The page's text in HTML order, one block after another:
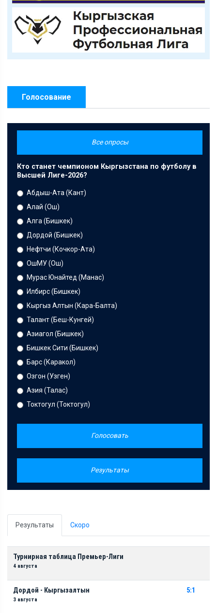
Голосование
Все опросы
Кто станет чемпионом Кыргызстана по футболу в
Высшей Лиге-2026?
Абдыш-Ата (Кант)
Алай (Ош)
Алга (Бишкек)
Дордой (Бишкек)
Нефтчи (Кочкор-Ата)
ОшМУ (Ош)
Мурас Юнайтед (Манас)
Илбирс (Бишкек)
Кыргыз Алтын (Кара-Балта)
Талант (Беш-Кунгей)
Азиагол (Бишкек)
Бишкек Сити (Бишкек)
Барс (Каракол)
Озгон (Узген)
Азия (Талас)
Токтогул (Токтогул)
Голосовать
Результаты
Результаты Скоро
Турнирная таблица Премьер-Лиги
4 августа
Дордой - Кыргызалтын
3 августа
5:1